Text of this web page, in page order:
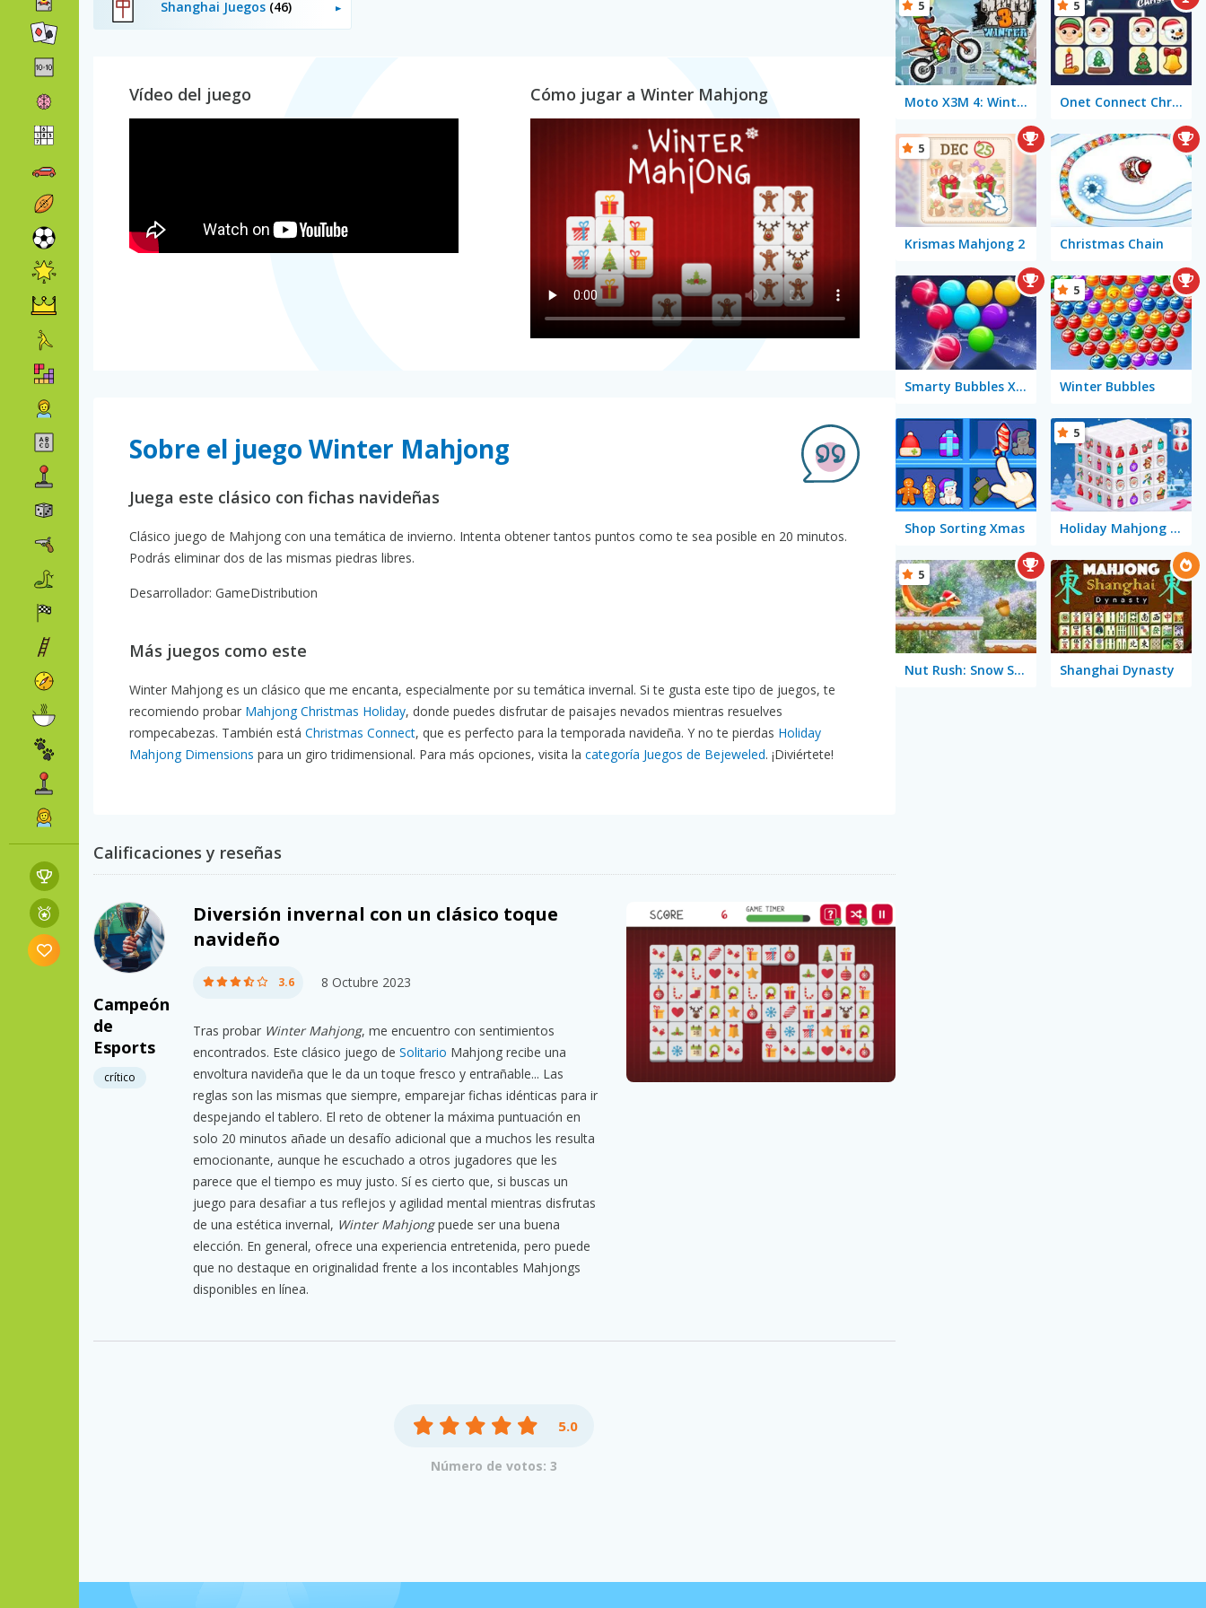
Shanghai Juegos (46)
Vídeo del juego Cómo jugar a Winter Mahjong
Sobre el juego Winter Mahjong
Juega este clásico con fichas navideñas
Clásico juego de Mahjong con una temática de invierno. Intenta obtener tantos puntos como te sea posible en 20 minutos.
Podrás eliminar dos de las mismas piedras libres.
Desarrollador: GameDistribution
Más juegos como este
Winter Mahjong es un clásico que me encanta, especialmente por su temática invernal. Si te gusta este tipo de juegos, te
recomiendo probar Mahjong Christmas Holiday, donde puedes disfrutar de paisajes nevados mientras resuelves
rompecabezas. También está Christmas Connect, que es perfecto para la temporada navideña. Y no te pierdas Holiday
Mahjong Dimensions para un giro tridimensional. Para más opciones, visita la categoría Juegos de Bejeweled. ¡Diviértete!
Calificaciones y reseñas
Campeón
de
Esports
crítico
Diversión invernal con un clásico toque
navideño
3.6 8 Octubre 2023
Tras probar Winter Mahjong, me encuentro con sentimientos
encontrados. Este clásico juego de Solitario Mahjong recibe una
envoltura navideña que le da un toque fresco y entrañable... Las
reglas son las mismas que siempre, emparejar fichas idénticas para ir
despejando el tablero. El reto de obtener la máxima puntuación en
solo 20 minutos añade un desafío adicional que a muchos les resulta
emocionante, aunque he escuchado a otros jugadores que les
parece que el tiempo es muy justo. Sí es cierto que, si buscas un
juego para desafiar a tus reflejos y agilidad mental mientras disfrutas
de una estética invernal, Winter Mahjongpuede ser una buena
elección. En general, ofrece una experiencia entretenida, pero puede
que no destaque en originalidad frente a los incontables Mahjongs
disponibles en línea.
5.0
Número de votos: 3
Moto X3M 4: Winter
5
Onet Connect Christmas
5
Krismas Mahjong 2
5
Christmas Chain
Smarty Bubbles X-MAS Edition Winter Bubbles
5
Shop Sorting Xmas Holiday Mahjong Dimensions
5
Nut Rush: Snow Scramble
5
Shanghai Dynasty